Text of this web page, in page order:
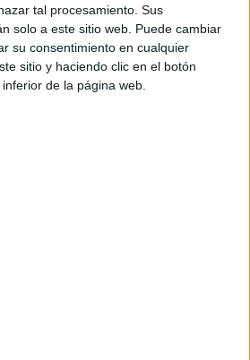
tal procesamiento. Sus
solo a este sitio web. Puede cambiar
su consentimiento en cualquier
sitio y haciendo clic en el botón
de la página web.
Andrew Neelen un guión adaptado
Gordon Green (Superfumados).
los cines estadounidenses el 23